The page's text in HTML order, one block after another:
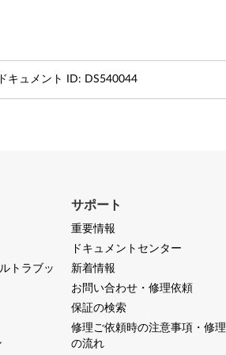
ドキュメント ID: DS540044
トラブッ
サポート
重要情報
ドキュメントセンター
新着情報
お問い合わせ・修理依頼
保証の検索
修理ご依頼時の注意事項・修理
の流れ